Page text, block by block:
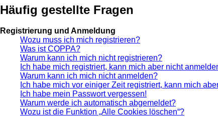
Häufig gestellte Fragen
Registrierung und Anmeldung
Wozu muss ich mich registrieren?
Was ist COPPA?
Warum kann ich mich nicht registrieren?
Ich habe mich registriert, kann mich aber nicht
Warum kann ich mich nicht anmelden?
Ich habe mich vor einiger Zeit registriert, kann mich
Ich habe mein Passwort vergessen!
Warum werde ich automatisch abgemeldet?
Wozu ist die Funktion „Alle Cookies löschen“?